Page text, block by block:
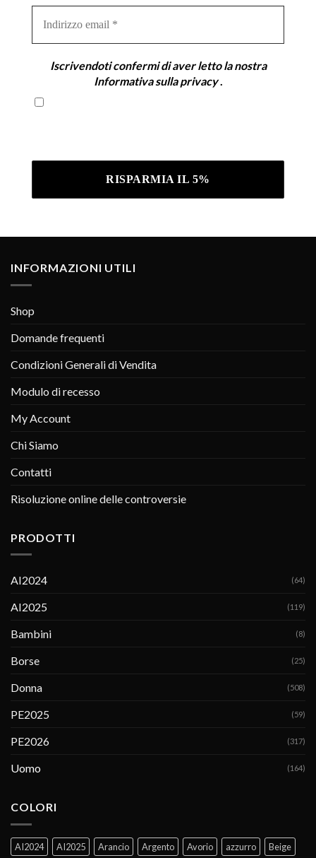
email
Iscrivendoti confermi di aver letto la nostra
Informativa sulla privacy.
INFORMAZIONI UTILI
Shop
Domande frequenti
Condizioni Generali di Vendita
Modulo di recesso
My Account
Chi Siamo
Contatti
Risoluzione online delle controversie
PRODOTTI
AI2024 (64)
AI2025 (119)
Bambini (8)
Borse (25)
Donna (508)
PE2025 (59)
PE2026 (317)
Uomo (164)
COLORI
AI2024 AI2025 Arancio Argento Avorio azzurro Beige